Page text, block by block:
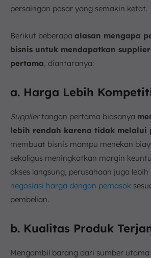
persaingan pasar yang semakin ketat.
Berikut beberapa alasan mengapa
bisnis untuk mendapatkan
pertama , diantaranya:
a. Harga Lebih
Suppliertangan pertama biasanya
lebih rendah karena tidak melalui
membuat bisnis mampu menekan
sekaligus meningkatkan margin
akses langsung, perusahaan juga
negosiasi harga dengan pemasok
pembelian.
b. Kualitas Produk
Mengambil barang dari sumber utama